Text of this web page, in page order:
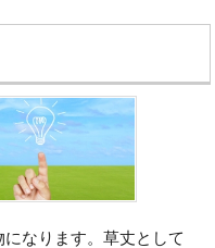
なります。草丈として